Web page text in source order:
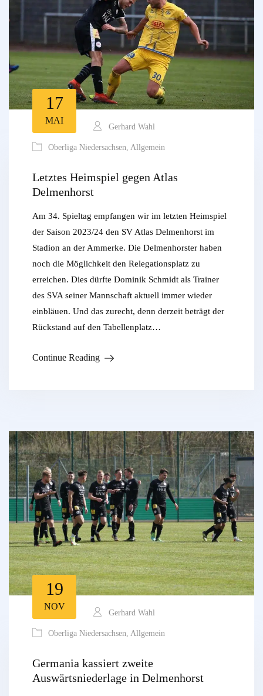
17
MAI
Gerhard Wahl
Oberliga Niedersachsen Allgemein
Letztes Heimspiel gegen Atlas
Delmenhorst
Am 34. Spieltag empfangen wir im letzten Heimspiel
der Saison 2023/24 den SV Atlas Delmenhorst im
Stadion an der Ammerke. Die Delmenhorster haben
noch die Möglichkeit den Relegationsplatz zu
erreichen. Dies dürfte Dominik Schmidt als Trainer
des SVA seiner Mannschaft aktuell immer wieder
einbläuen. Und das zurecht, denn derzeit beträgt der
Rückstand auf den Tabellenplatz…
Continue Reading
19
NOV
Gerhard Wahl
Oberliga Niedersachsen Allgemein
Germania kassiert zweite
Auswärtsniederlage in Delmenhorst